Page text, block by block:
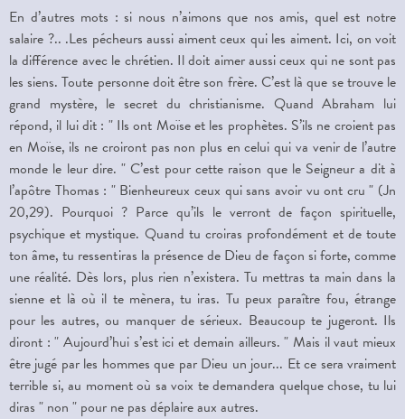
En d’autres mots : si nous n’aimons que nos amis, quel est notre
salaire ?.. .Les pécheurs aussi aiment ceux qui les aiment. Ici, on voit
la différence avec le chrétien. Il doit aimer aussi ceux qui ne sont pas
les siens. Toute personne doit être son frère. C’est là que se trouve le
grand mystère, le secret du christianisme. Quand Abraham lui
répond, il lui dit : " Ils ont Moïse et les prophètes. S’ils ne croient pas
en Moïse, ils ne croiront pas non plus en celui qui va venir de l’autre
monde le leur dire. " C’est pour cette raison que le Seigneur a dit à
l’apôtre Thomas : " Bienheureux ceux qui sans avoir vu ont cru " (Jn
20,29). Pourquoi ? Parce qu’ils le verront de façon spirituelle,
psychique et mystique. Quand tu croiras profondément et de toute
ton âme, tu ressentiras la présence de Dieu de façon si forte, comme
une réalité. Dès lors, plus rien n’existera. Tu mettras ta main dans la
sienne et là où il te mènera, tu iras. Tu peux paraître fou, étrange
pour les autres, ou manquer de sérieux. Beaucoup te jugeront. Ils
diront : " Aujourd’hui s’est ici et demain ailleurs. " Mais il vaut mieux
être jugé par les hommes que par Dieu un jour... Et ce sera vraiment
terrible si, au moment où sa voix te demandera quelque chose, tu lui
diras " non " pour ne pas déplaire aux autres.